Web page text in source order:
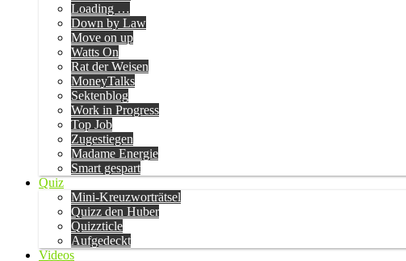
Loading …
Down by Law
Move on up
Watts On
Rat der Weisen
MoneyTalks
Sektenblog
Work in Progress
Top Job
Zugestiegen
Madame Energie
Smart gespart
Quiz
Mini-Kreuzworträtsel
Quizz den Huber
Quizzticle
Aufgedeckt
Videos